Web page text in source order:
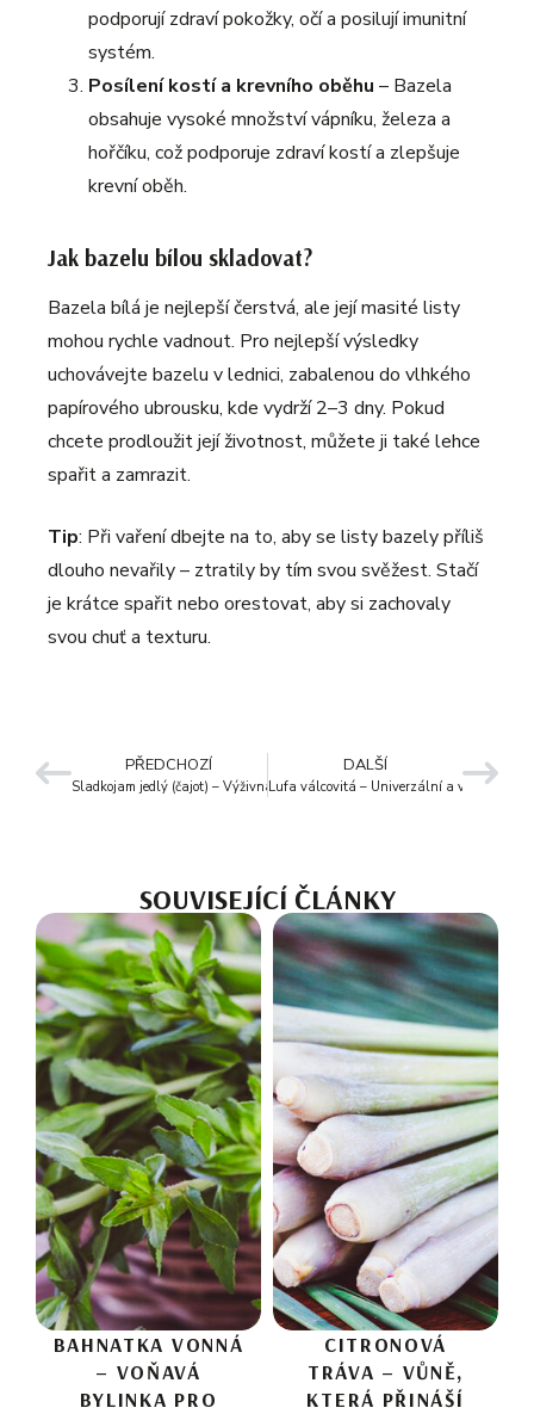
podporují zdraví pokožky, očí a posilují imunitní
systém.
Posílení kostí a krevního oběhu – Bazela
obsahuje vysoké množství vápníku, železa a
hořčíku, což podporuje zdraví kostí a zlepšuje
krevní oběh.
Jak bazelu bílou skladovat?
Bazela bílá je nejlepší čerstvá, ale její masité listy
mohou rychle vadnout. Pro nejlepší výsledky
uchovávejte bazelu v lednici, zabalenou do vlhkého
papírového ubrousku, kde vydrží 2–3 dny. Pokud
chcete prodloužit její životnost, můžete ji také lehce
spařit a zamrazit.
Tip: Při vaření dbejte na to, aby se listy bazely příliš
dlouho nevařily – ztratily by tím svou svěžest. Stačí
je krátce spařit nebo orestovat, aby si zachovaly
svou chuť a texturu.
PŘEDCHOZÍ
Sladkojam jedlý (čajot) – Výživná zelenina plná vlákniny a chuti
DALŠÍ
Lufa válcovitá – Univerzální a výživná
SOUVISEJÍCÍ ČLÁNKY
BAHNATKA VONNÁ
– VOŇAVÁ
BYLINKA PRO
CITRONOVÁ
TRÁVA – VŮNĚ,
KTERÁ PŘINÁŠÍ